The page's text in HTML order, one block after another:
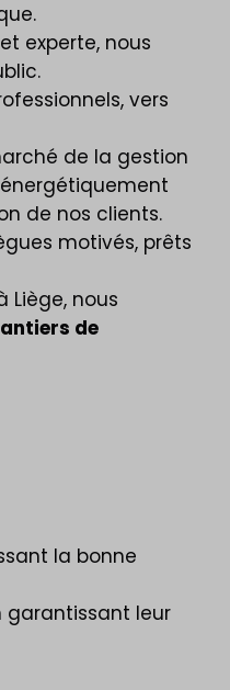
experte, nous
vers
de la gestion
de nos clients.
motivés, prêts
Liège, nous
de
la bonne
garantissant leur